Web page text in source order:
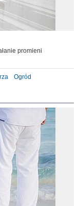
promieni
Ogród